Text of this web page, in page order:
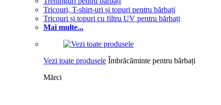
Tricouri, T-shirt-uri și topuri pentru bărbați
Tricouri și topuri cu filtru UV pentru bărbați
Mai multe...
Vezi toate produsele Îmbrăcăminte pentru bărbați
Mărci